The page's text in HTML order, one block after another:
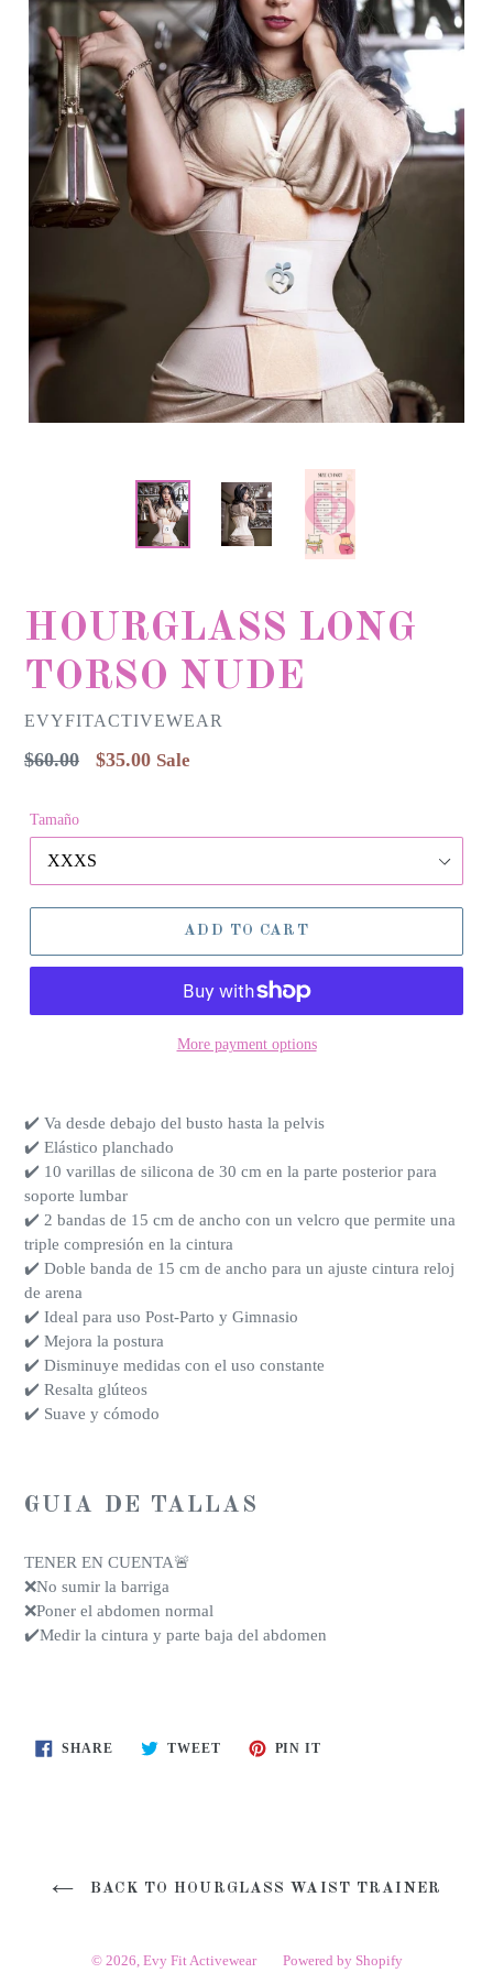
HOURGLASS LONG
TORSO NUDE
EVYFITACTIVEWEAR
Regular
$60.00 $35.00 Sale
Tamaño
ADD TO CART
More payment options
✔️ Va desde debajo del busto hasta la pelvis
✔️ Elástico planchado
✔️ 10 varillas de silicona de 30 cm en la parte posterior para
soporte lumbar
✔️ 2 bandas de 15 cm de ancho con un velcro que permite una
triple compresión en la cintura
✔️ Doble banda de 15 cm de ancho para un ajuste cintura reloj
de arena
✔️ Ideal para uso Post-Parto y Gimnasio
✔️ Mejora la postura
✔️ Disminuye medidas con el uso constante
✔️ Resalta glúteos
✔️ Suave y cómodo
GUIA DE TALLAS
TENER EN CUENTA🚨
❌No sumir la barriga
❌Poner el abdomen normal
✔️Medir la cintura y parte baja del abdomen
SHARE SHARE TWEETTWEET PIN IT
BACK TO HOURGLASS WAIST TRAINER
© 2026, Evy Fit Activewear Powered by Shopify